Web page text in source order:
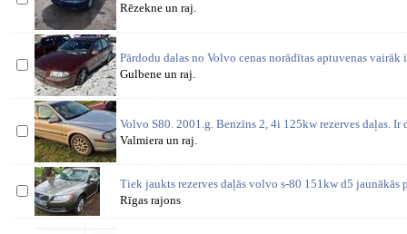
Rēzekne un raj.
Pārdodu dalas no Volvo cenas norādītas aptuvenas vairāk
Gulbene un raj.
Volvo S80. 2001.g. Benzīns 2, 4i 125kw rezerves daļas. Ir
Valmiera un raj.
Tiek jaukts rezerves daļās volvo s-80 151kw d5 jaunākās
Rīgas rajons